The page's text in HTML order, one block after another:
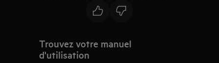
Trouvez votre manuel
d'utilisation